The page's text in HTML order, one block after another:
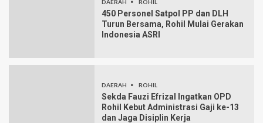
DAERAH ROHIL
450 Personel Satpol PP dan DLH
Turun Bersama, Rohil Mulai Gerakan
Indonesia ASRI
DAERAH ROHIL
Sekda Fauzi Efrizal Ingatkan OPD
Rohil Kebut Administrasi Gaji ke-13
dan Jaga Disiplin Kerja